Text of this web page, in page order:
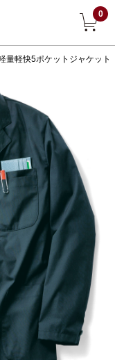
0
戻る
アウター
ジャケット
コート
ブルゾン
その他
トップス
Tシャツ／カッ
量軽快5ポケットジャケット